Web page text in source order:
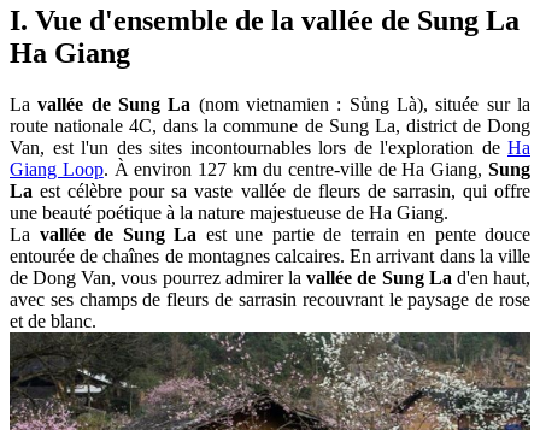
I. Vue d'ensemble de la vallée de Sung La
Ha Giang
Lavallée de Sung La (nom vietnamien : Sủng Là), située sur la
route nationale 4C, dans la commune de Sung La, district de Dong
Van, est l'un des sites incontournables lors de l'exploration de Ha
Giang Loop. À environ 127 km du centre-ville de Ha Giang,Sung
La est célèbre pour sa vaste vallée de fleurs de sarrasin, qui offre
une beauté poétique à la nature majestueuse de Ha Giang.
La vallée de Sung La est une partie de terrain en pente douce
entourée de chaînes de montagnes calcaires. En arrivant dans la ville
de Dong Van, vous pourrez admirer lavallée de Sung La d'en haut,
avec ses champs de fleurs de sarrasin recouvrant le paysage de rose
et de blanc.